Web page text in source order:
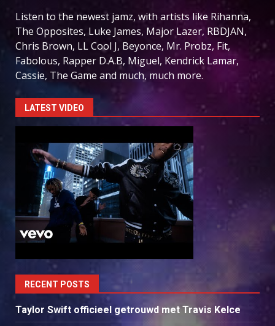
Listen to the newest jamz, with artists like Rihanna,
The Opposites, Luke James, Major Lazer, RBDJAN,
Chris Brown, LL Cool J, Beyonce, Mr. Probz, Fit,
Fabolous, Rapper D.A.B, Miguel, Kendrick Lamar,
Cassie, The Game and much, much more.
LATEST VIDEO
RECENT POSTS
Taylor Swift officieel getrouwd met Travis Kelce